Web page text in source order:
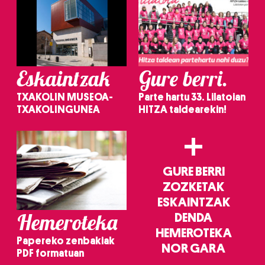
Eskaintzak
TXAKOLIN MUSEOA-
TXAKOLINGUNEA
Gure berri.
Parte hartu 33. Lilatoian
HITZA taldearekin!
Hemeroteka
Papereko zenbakiak
PDF formatuan
+
GURE BERRI
ZOZKETAK
ESKAINTZAK
DENDA
HEMEROTEKA
NOR GARA